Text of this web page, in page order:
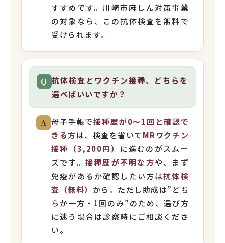
すすめです。川崎市麻しん対策事業
の対象なら、この抗体検査を無料で
受けられます。
Q 抗体検査とワクチン接種、どちらを
選べばいいですか？
A 母子手帳で接種歴が0〜1回と確認で
きる方は、検査を省いてMRワクチン
接種（3,200円） に進むのがスムー
ズです。 接種歴が不明な方や、まず
免疫があるか確認したい方は抗体検
査（無料） から。ただし助成は”どち
らか一方・1回のみ”のため、選び方
に迷う場合は診察時にご相談くださ
い。